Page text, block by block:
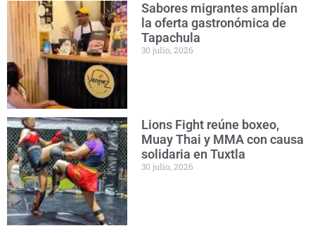
Sabores migrantes amplían
la oferta gastronómica de
Tapachula
30 julio, 2026
Lions Fight reúne boxeo,
Muay Thai y MMA con causa
solidaria en Tuxtla
30 julio, 2026